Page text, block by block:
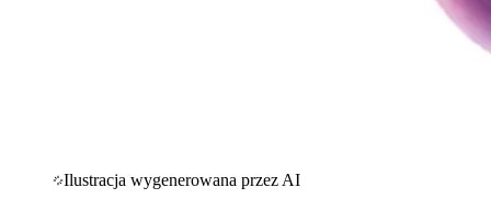
Ilustracja wygenerowana przez AI